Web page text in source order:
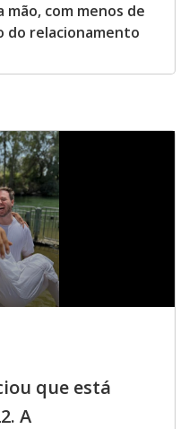
mão, com menos de
do relacionamento
que está
A